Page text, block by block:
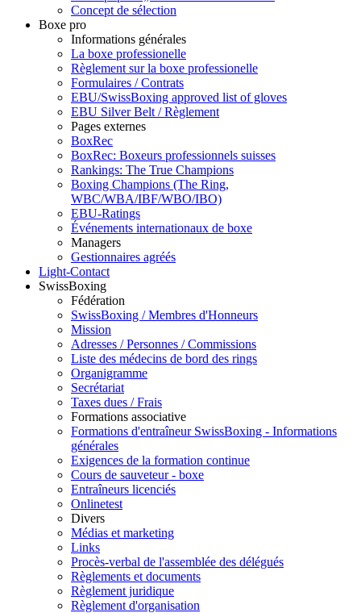
Concept de sélection
Boxe pro
Informations générales
La boxe professionelle
Règlement sur la boxe professionelle
Formulaires / Contrats
EBU/SwissBoxing approved list of gloves
EBU Silver Belt / Règlement
Pages externes
BoxRec
BoxRec: Boxeurs professionnels suisses
Rankings: The True Champions
Boxing Champions (The Ring,
WBC/WBA/IBF/WBO/IBO)
EBU-Ratings
Événements internationaux de boxe
Managers
Gestionnaires agréés
Light-Contact
SwissBoxing
Fédération
SwissBoxing / Membres d'Honneurs
Mission
Adresses / Personnes / Commissions
Liste des médecins de bord des rings
Organigramme
Secrétariat
Taxes dues / Frais
Formations associative
Formations d'entraîneur SwissBoxing - Informations
générales
Exigences de la formation continue
Cours de sauveteur - boxe
Entraîneurs licenciés
Onlinetest
Divers
Médias et marketing
Links
Procès-verbal de l'assemblée des délégués
Règlements et documents
Règlement juridique
Règlement d'organisation